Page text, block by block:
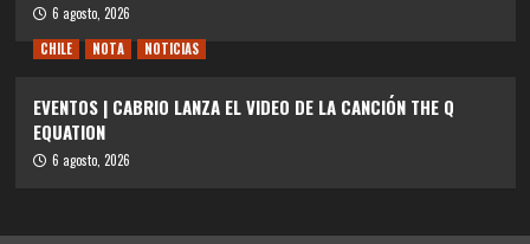
6 agosto, 2026
CHILE
NOTA NOTICIAS
EVENTOS | CABRIO LANZA EL VIDEO DE LA CANCIÓN THE Q
EQUATION
6 agosto, 2026